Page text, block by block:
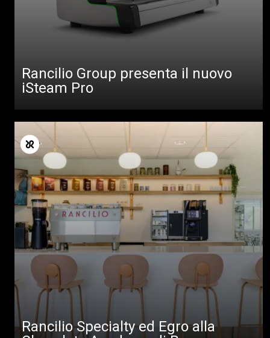
Rancilio Group presenta il nuovo
iSteam Pro
Rancilio Specialty ed Egro alla